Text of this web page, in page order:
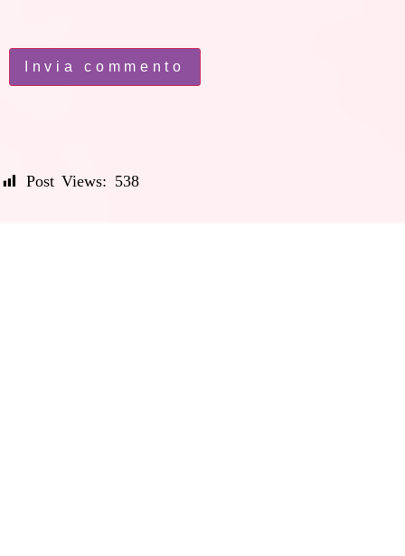
Post Views: 538